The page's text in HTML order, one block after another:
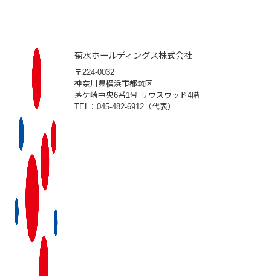
菊水ホールディングス株式会社
〒224-0032
神奈川県横浜市都筑区
茅ケ崎中央6番1号 サウスウッド4階
TEL：045-482-6912（代表）